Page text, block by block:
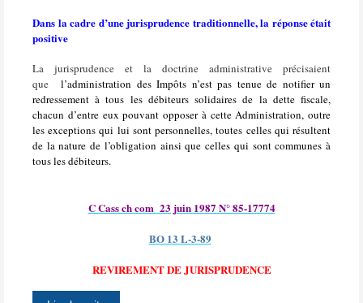
Dans la cadre d’une jurisprudence traditionnelle, la réponse était
positive
La jurisprudence et la doctrine administrative précisaient
que
l’administration des Impôts n’est pas tenue de notifier un
redressement à tous les débiteurs solidaires de la dette fiscale,
chacun d’entre eux pouvant opposer à cette Administration, outre
les exceptions qui lui sont personnelles, toutes celles qui résultent
de la nature de l’obligation ainsi que celles qui sont communes à
tous les débiteurs.
C Cass ch com 23 juin 1987 N° 85-17774
BO 13 L-3-89
REVIREMENT DE JURISPRUDENCE